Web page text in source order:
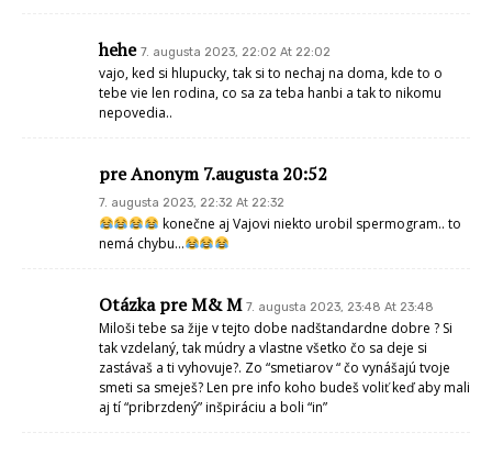
hehe 7. augusta 2023, 22:02 At 22:02
vajo, ked si hlupucky, tak si to nechaj na doma, kde to o
tebe vie len rodina, co sa za teba hanbi a tak to nikomu
nepovedia..
pre Anonym 7.augusta 20:52
7. augusta 2023, 22:32 At 22:32
konečne aj Vajovi niekto urobil spermogram.. to
nemá chybu…
Otázka pre M& M 7. augusta 2023, 23:48 At 23:48
Miloši tebe sa žije v tejto dobe nadštandardne dobre ? Si
tak vzdelaný, tak múdry a vlastne všetko čo sa deje si
zastávaš a ti vyhovuje?. Zo “smetiarov “ čo vynášajú tvoje
smeti sa smeješ? Len pre info koho budeš voliť keď aby mali
aj tí “pribrzdený” inšpiráciu a boli “in”